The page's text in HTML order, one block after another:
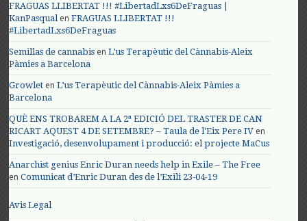
FRAGUAS LLIBERTAT !!! #LibertadLxs6DeFraguas |
KanPasqualenFRAGUAS LLIBERTAT !!!
#LibertadLxs6DeFraguas
Semillas de cannabis enL’us Terapèutic del Cànnabis-Aleix
Pàmies a Barcelona
Growlet enL’us Terapèutic del Cànnabis-Aleix Pàmies a
Barcelona
QUÈ ENS TROBAREM A LA 2ª EDICIÓ DEL TRASTER DE CAN
RICART AQUEST 4 DE SETEMBRE? – Taula de l'Eix Pere IV en
Investigació, desenvolupament i producció: el projecte MaCus
Anarchist genius Enric Duran needs help in Exile – The Free
enComunicat d’Enric Duran des de l’Exili 23-04-19
Avis Legal